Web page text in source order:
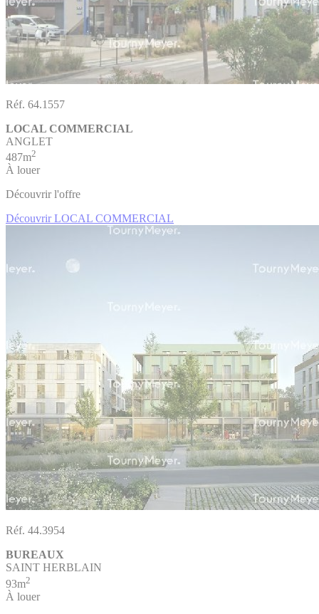
Réf. 64.1557
LOCAL COMMERCIAL
ANGLET
487m2
À louer
Découvrir l'offre
Découvrir LOCAL COMMERCIAL
Réf. 44.3954
BUREAUX
SAINT HERBLAIN
93m2
À louer